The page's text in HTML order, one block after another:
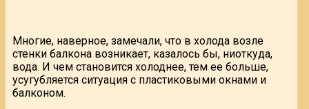
Многие, наверное, замечали, что в холода возле
стенки балкона возникает, казалось бы, ниоткуда,
вода. И чем становится холоднее, тем ее больше,
усугубляется ситуация с пластиковыми окнами и
балконом.